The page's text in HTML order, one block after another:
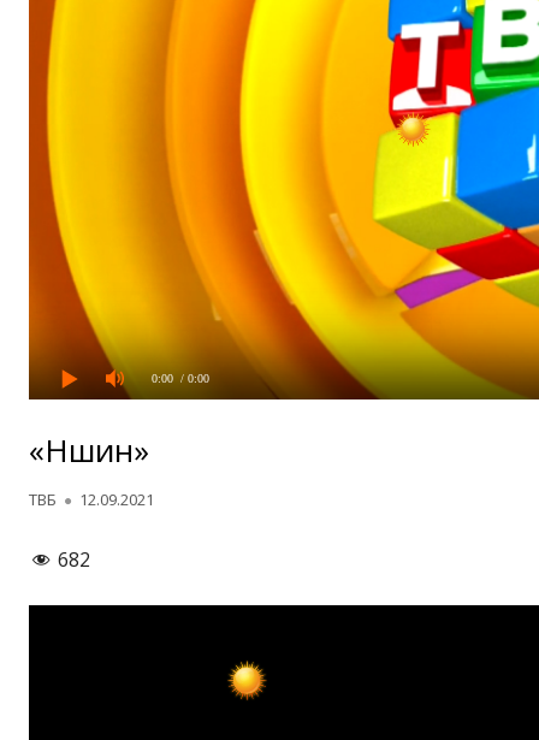
0:00 / 0:00
«Нӯшин»
Автор
ТВБ Опубликовано
12.09.2021
682